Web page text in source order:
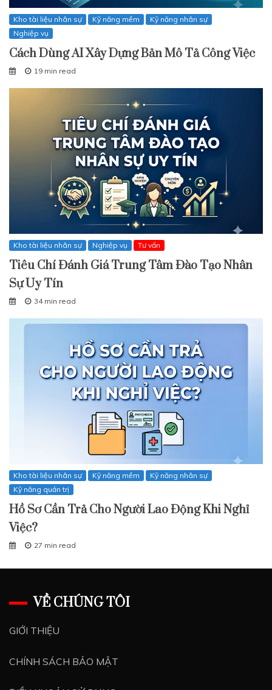
Kho tài liệu nhân sự Kỹ năng mềm
Kỹ năng nhân sự
Nghiệp vụ
Cách Dùng AI Xây Dựng Bản Mô Tả Công Việc
19 min read
Kho tài liệu nhân sự Nghiệp vụ Tư vấn
Tiêu Chí Đánh Giá Trung Tâm Đào Tạo Nhân
Sự Uy Tín
34 min read
Kho tài liệu nhân sự Kỹ năng mềm
Kỹ năng nhân sự
Kỹ năng quản trị
Hồ Sơ Cần Trả Cho Người Lao Động Khi Nghỉ
Việc?
27 min read
VỀ CHÚNG TÔI
GIỚI THIỆU
CHÍNH SÁCH BẢO MẬT